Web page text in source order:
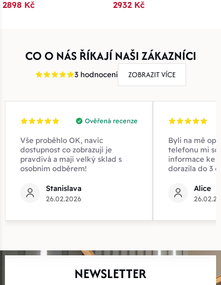
2898 Kč 2932 Kč
CO O NÁS ŘÍKAJÍ NAŠI ZÁKAZNÍCI
3 hodnocení ZOBRAZIT VÍCE
Ověřená recenze
Vše proběhlo OK, navíc
dostupnost co zobrazují je
pravdivá a mají velký sklad s
osobním odběrem!
Stanislava
26.02.2026
Byli na mě
telefonu mi
informace ke
dorazila do 3
Alice
NEWSLETTER